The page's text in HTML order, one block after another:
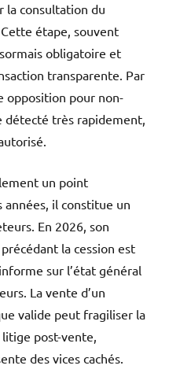
la consultation du
étape, souvent
obligatoire et
transparente. Par
opposition pour non-
détecté très rapidement,
un point
il constitue un
En 2026, son
la cession est
sur l’état général
La vente d’un
valide peut fragiliser la
post-vente,
des vices cachés.